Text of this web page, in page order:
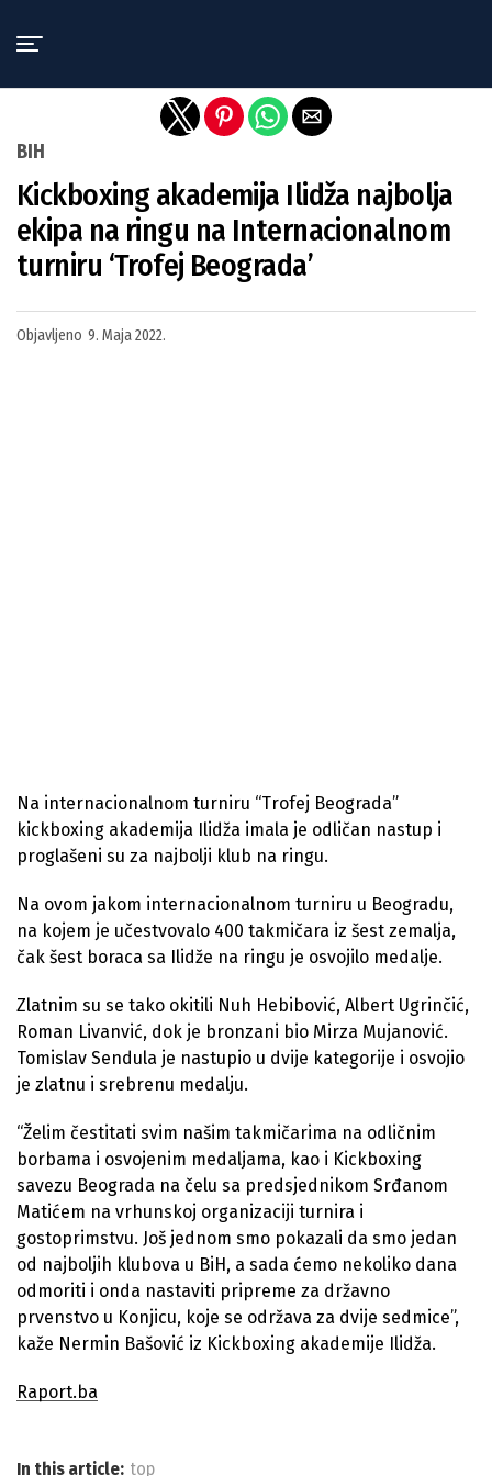
BIH
Kickboxing akademija Ilidža najbolja
ekipa na ringu na Internacionalnom
turniru ‘Trofej Beograda’
Objavljeno 9. Maja 2022.
Na internacionalnom turniru “Trofej Beograda”
kickboxing akademija Ilidža imala je odličan nastup i
proglašeni su za najbolji klub na ringu.
Na ovom jakom internacionalnom turniru u Beogradu,
na kojem je učestvovalo 400 takmičara iz šest zemalja,
čak šest boraca sa Ilidže na ringu je osvojilo medalje.
Zlatnim su se tako okitili Nuh Hebibović, Albert Ugrinčić,
Roman Livanvić, dok je bronzani bio Mirza Mujanović.
Tomislav Sendula je nastupio u dvije kategorije i osvojio
je zlatnu i srebrenu medalju.
“Želim čestitati svim našim takmičarima na odličnim
borbama i osvojenim medaljama, kao i Kickboxing
savezu Beograda na čelu sa predsjednikom Srđanom
Matićem na vrhunskoj organizaciji turnira i
gostoprimstvu. Još jednom smo pokazali da smo jedan
od najboljih klubova u BiH, a sada ćemo nekoliko dana
odmoriti i onda nastaviti pripreme za državno
prvenstvo u Konjicu, koje se održava za dvije sedmice”,
kaže Nermin Bašović iz Kickboxing akademije Ilidža.
Raport.ba
In this article: top